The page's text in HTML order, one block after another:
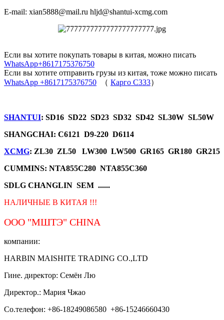
E-mail: xian5888@mail.ru hljd@shantui-xcmg.com
Если вы хотите покупать товары в китая, можно писать
WhatsApp+8617175376750
Если вы хотите отправить грузы из китая, тоже можно писать
WhatsApp +8617175376750 （ Карго C333）
SHANTUI: SD16 SD22 SD23 SD32 SD42 SL30W SL50W
SHANGCHAI: C6121 D9-220 D6114
XCMG: ZL30 ZL50 LW300 LW500 GR165 GR180 GR215
CUMMINS: NTA855C280 NTA855C360
SDLG CHANGLIN SEM ......
НАЛИЧНЫЕ В КИТАЯ !!!
ООО "МШТЭ" CHINA
компании:
HARBIN MAISHITE TRADING CO.,LTD
Гине. директор: Семён Лю
Директор.: Мария Чжао
Со.телефон: +86-18249086580 +86-15246660430